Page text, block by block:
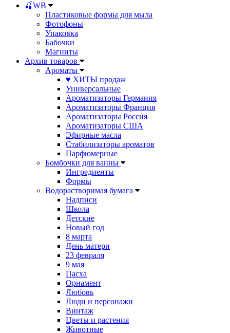
🍒WB
Пластиковые формы для мыла
Фотофоны
Упаковка
Бабочки
Магниты
Архив товаров
Ароматы
♥ ХИТЫ продаж
Универсальные
Ароматизаторы Германия
Ароматизаторы Франция
Ароматизаторы Россия
Ароматизаторы США
Эфирные масла
Стабилизаторы ароматов
Парфюмерные
Бомбочки для ванны
Ингредиенты
Формы
Водорастворимая бумага
Надписи
Школа
Детские
Новый год
8 марта
День матери
23 февраля
9 мая
Пасха
Орнамент
Любовь
Люди и персонажи
Винтаж
Цветы и растения
Животные